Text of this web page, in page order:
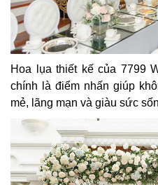
Hoa lụa thiết kế của 7799
chính là điểm nhấn giúp
mẻ, lãng mạn và giàu sức